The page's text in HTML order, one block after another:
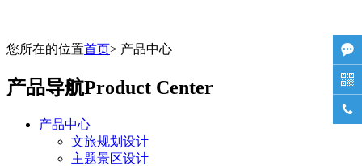
您所在的位置首页> 产品中心
产品导航Product Center
产品中心
文旅规划设计
主题景区设计


